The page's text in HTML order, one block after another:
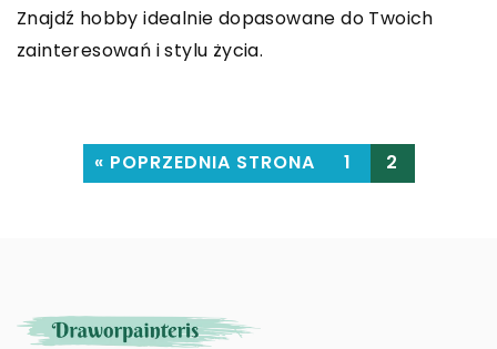
potrzebne, aby rozpocząć przygodę z
rękodziełem mydła i czerpać z tego satysfakcję.
umiejętności fotograficzne podczas odkrywania
nowych miejsc i zadziwić swoimi zdjęciami.
Znajdź hobby idealnie dopasowane do Twoich
zainteresowań i stylu życia.
« POPRZEDNIA STRONA 1 2